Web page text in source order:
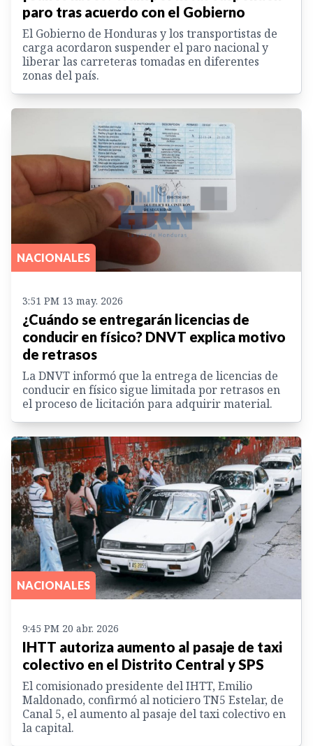
paro tras acuerdo con el Gobierno
El Gobierno de Honduras y los transportistas de
carga acordaron suspender el paro nacional y
liberar las carreteras tomadas en diferentes
zonas del país.
NACIONALES
3:51 PM 13 may. 2026
¿Cuándo se entregarán licencias de
conducir en físico? DNVT explica motivo
de retrasos
La DNVT informó que la entrega de licencias de
conducir en físico sigue limitada por retrasos en
el proceso de licitación para adquirir material.
NACIONALES
9:45 PM 20 abr. 2026
IHTT autoriza aumento al pasaje de taxi
colectivo en el Distrito Central y SPS
El comisionado presidente del IHTT, Emilio
Maldonado, confirmó al noticiero TN5 Estelar, de
Canal 5, el aumento al pasaje del taxi colectivo en
la capital.